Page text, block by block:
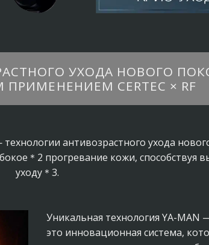
УХОДА НОВОГО
CERTEC × RF
антивозрастного ухода
＊2 прогревание кожи, способствуя
уходу＊3.
Уникальная технология YA-MAN
это инновационная система,